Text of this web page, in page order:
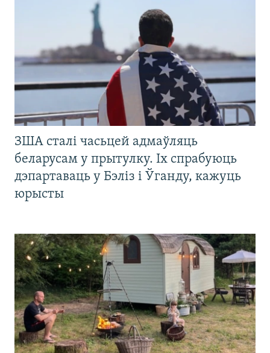
ЗША сталі часьцей адмаўляць
беларусам у прытулку. Іх спрабуюць
дэпартаваць у Бэліз і Ўганду, кажуць
юрысты